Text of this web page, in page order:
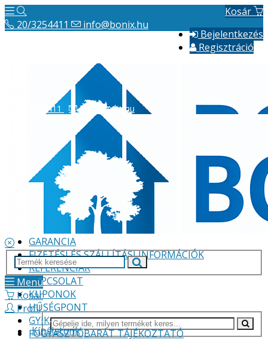
Kosár
Bejelentkezés
Regisztráció
20/3254411 info@bonix.hu
VÁLLALKOZÁS BEMUTATÁSA
GARANCIA
FIZETÉSI ÉS SZÁLLÍTÁSI INFORMÁCIÓK
REFERENCIÁK
KAPCSOLAT
KUPONOK
HŰSÉGPONT
GYIK
FOGYASZTÓBARÁT TÁJÉKOZTATÓ
20/3254411 info@bonix.hu
Menü
Kosár
Profil
Kínálatunk